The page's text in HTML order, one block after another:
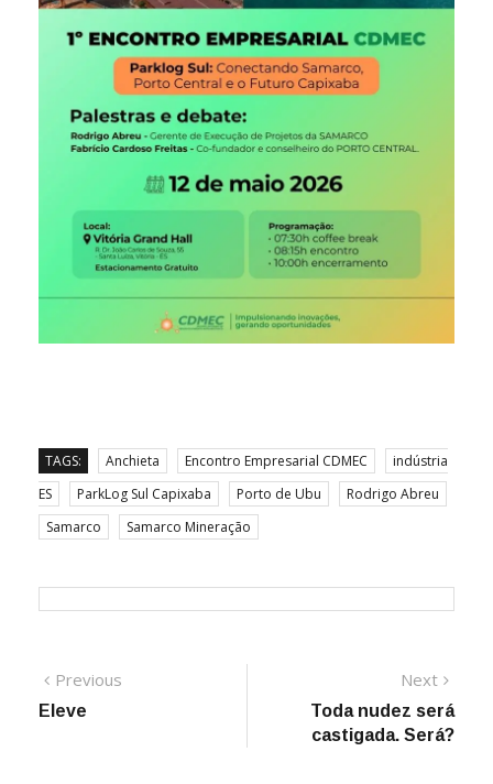
TAGS: Anchieta Encontro Empresarial CDMEC
indústria
ES
ParkLog Sul Capixaba Porto de Ubu
Rodrigo Abreu
Samarco
Samarco Mineração
Navegação
de
Previous
Eleve
Next
post:
Toda nudez será
castigada. Será?